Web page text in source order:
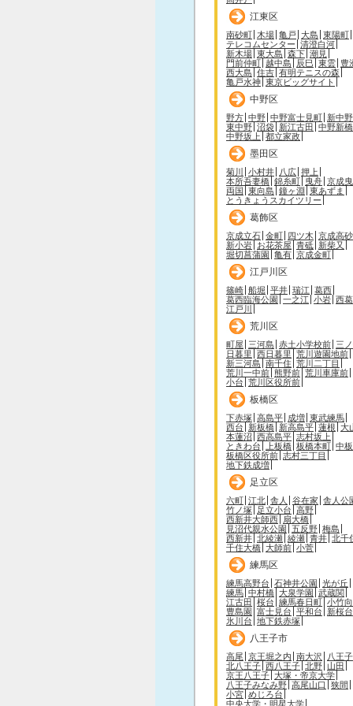
江東区
南砂町 木場 亀戸 大島 東陽町
テレコムセンター 清澄白河
新木場 東大島 森下 潮見
門前仲町 越中島 辰巳 東雲 豊
西大島 住吉 有明テニスの森
亀戸水神 東京ビッグサイト
中野区
野方 中野 中野富士見町 新中野
東中野 沼袋 新江古田 中野新橋
中野坂上 都立家政
墨田区
菊川 小村井 八広 押上
本所吾妻橋 錦糸町 曳舟 京成
両国 東向島 鐘ヶ淵 東あずま
とうきょうスカイツリー
葛飾区
京成立石 金町 四ツ木 京成高砂
新小岩 お花茶屋 青砥
新柴又
堀切菖蒲園
亀有 京成金町
江戸川区
篠崎 船堀 平井 瑞江 葛西
葛西臨海公園
一之江 小岩 西
江戸川
荒川区
町屋 三河島 赤土小学校前 三
日暮里 西日暮里 荒川遊園地前
新三河島 南千住 荒川二丁目
荒川一中前 熊野前 荒川車庫前
小台 荒川区役所前
板橋区
下赤塚 高島平 成増 東武練馬
西台
新板橋 新高島平 蓮根 大
本蓮沼 西高島平 志村坂上
ときわ台
上板橋 板橋本町 中
板橋区役所前 志村三丁目
地下鉄成増
足立区
六町 江北 舎人 谷在家 舎人公
竹ノ塚
足立小台 高野
西新井大師西 扇大橋
見沼代親水公園
五反野 梅島
西新井 北綾瀬 綾瀬 青井 北千
千住大橋 大師前 小菅
練馬区
練馬高野台 石神井公園
光が丘
練馬 中村橋 大泉学園
武蔵関
江古田 桜台 練馬春日町 小竹
豊島園
富士見台 平和台
新桜台
氷川台 地下鉄赤塚
八王子市
高尾 京王堀之内 南大沢
八王子
北八王子 西八王子 北野 山田
京王八王子 大塚・帝京大学
八王子みなみ野 高尾山口
狭間
小宮 めじろ台
中央大学・明星大学